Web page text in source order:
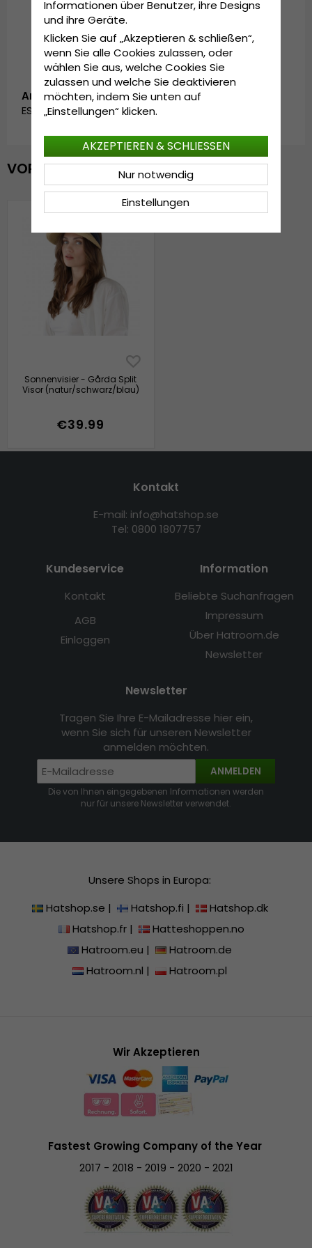
In China hergestellt.
Hergestellt aus:
Artikelnummer:
ESY1028245.split.nature/black/blue
VOR KURZEM ANGESEHEN
Sonnenvisier - Gårda Split
Visor (natur/schwarz/blau)
€39.99
Kontakt
E-mail: info@hatshop.se
Tel: 0800 1807757
Kundeservice
Kontakt
AGB
Einloggen
Information
Beliebte Suchanfragen
Impressum
Über Hatroom.de
Newsletter
Newsletter
Tragen Sie Ihre E-Mailadresse hier ein,
wenn Sie sich für unseren Newsletter
anmelden möchten.
ANMELDEN
Die von Ihnen eingegebenen Informationen werden
nur für unsere Newsletter verwendet.
Unsere Shops in Europa:
Hatshop.se | Hatshop.fi |
Hatshop.dk
Hatshop.fr|
Hatteshoppen.no
Hatroom.eu |
Hatroom.de
Hatroom.nl | Hatroom.pl
Wir Akzeptieren
Fastest Growing Company of the Year
2017 - 2018 - 2019 - 2020 - 2021
Informationen über Benutzer, ihre Designs
und ihre Geräte.
Klicken Sie auf „Akzeptieren & schließen“,
wenn Sie alle Cookies zulassen, oder
wählen Sie aus, welche Cookies Sie
zulassen und welche Sie deaktivieren
möchten, indem Sie unten auf
„Einstellungen“ klicken.
Einstellungen
Nur notwendig
AKZEPTIEREN & SCHLIESSEN